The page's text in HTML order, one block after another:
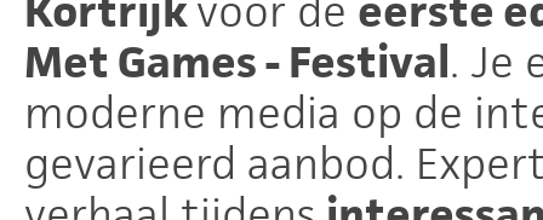
Kortrijkvoor de eerste
Met Games - Festival. Je
moderne media op de
gevarieerd aanbod.